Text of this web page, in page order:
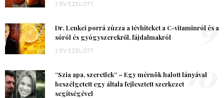
7 ÉV EZELŐTT
Dr. Lenkei porrá zúzza a tévhiteket a C-vitaminról és a
sóról és gyógyszerekről, fájdalmakról
7 ÉV EZELŐTT
9
“Szia apa, szeretlek” – Egy mérnök halott lányával
beszélgetett egy általa fejlesztett szerkezet
segítségével
10